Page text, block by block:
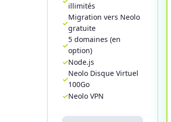
illimités
Migration vers Neolo
gratuite
5 domaines (en
option)
Node.js
Neolo Disque Virtuel
100Go
Neolo VPN